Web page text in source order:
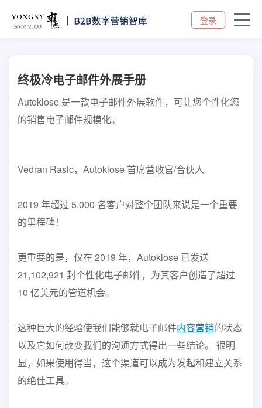
登录
终极冷电子邮件外展手册
Autoklose 是一款电子邮件外展软件，可让您个性化您
的销售电子邮件规模化。
Vedran Rasic，Autoklose 首席营收官/合伙人
2019 年超过 5,000 名客户对整个团队来说是一个重要
的里程碑！
更重要的是，仅在 2019 年，Autoklose 已发送
21,102,921 封个性化电子邮件，为其客户创造了超过
10 亿美元的管道机会。
这种巨大的经验使我们能够就电子邮件内容营销的状态
以及它如何改变我们的沟通方式得出一些结论。 很明
显，如果使用得当，这个渠道可以成为发起和建立关系
的绝佳工具。